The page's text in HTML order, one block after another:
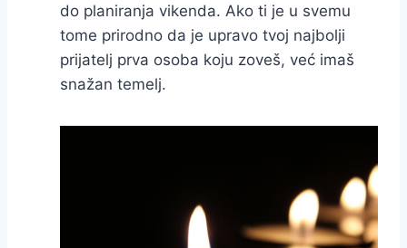
do planiranja vikenda. Ako ti je u svemu
tome prirodno da je upravo tvoj najbolji
prijatelj prva osoba koju zoveš, već imaš
snažan temelj.